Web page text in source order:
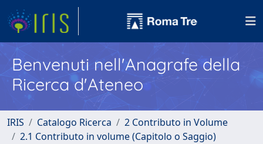
Benvenuti nell'Anagrafe della
Ricerca d'Ateneo
IRIS Catalogo Ricerca
2 Contributo in Volume
2.1 Contributo in volume (Capitolo o Saggio)